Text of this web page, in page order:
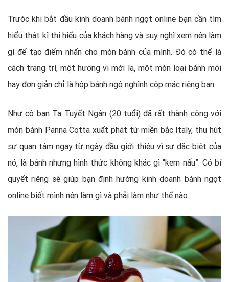
Trước khi bắt đầu kinh doanh bánh ngọt online bạn cần tìm
hiểu thật kĩ thị hiếu của khách hàng và suy nghĩ xem nên làm
gì để tạo điểm nhấn cho món bánh của mình. Đó có thể là
cách trang trí, một hương vị mới lạ, một món loại bánh mới
hay đơn giản chỉ là hộp bánh ngộ nghĩnh cộp mác riêng bạn.
Như cô bạn Tạ Tuyết Ngân (20 tuổi) đã rất thành công với
món bánh Panna Cotta xuất phát từ miền bắc Italy, thu hút
sự quan tâm ngay từ ngày đầu giới thiệu vì sự đặc biệt của
nó, là bánh nhưng hình thức không khác gì “kem nấu”. Có bí
quyết riêng sẽ giúp bạn định hướng kinh doanh bánh ngọt
online biết mình nên làm gì và phải làm như thế nào.